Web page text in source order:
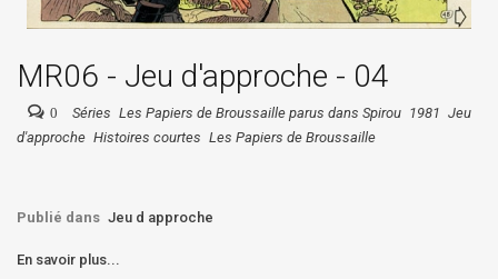
MR06 - Jeu d'approche - 04
0 Séries Les Papiers de Broussaille parus dans Spirou 1981 Jeu
d'approche Histoires courtes Les Papiers de Broussaille
Publié dans Jeu d approche
En savoir plus...